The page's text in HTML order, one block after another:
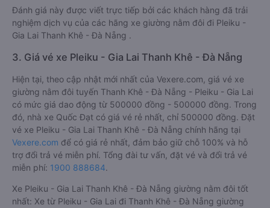
Đánh giá này được viết trực tiếp bởi các khách hàng đã trải
nghiệm dịch vụ của các hãng xe giường nằm đôi đi Pleiku -
Gia Lai Thanh Khê - Đà Nẵng .
3. Giá vé xe Pleiku - Gia Lai Thanh Khê - Đà Nẵng
Hiện tại, theo cập nhật mới nhất của Vexere.com, giá vé xe
giường nằm đôi tuyến Thanh Khê - Đà Nẵng - Pleiku - Gia Lai
có mức giá dao động từ 500000 đồng - 500000 đồng. Trong
đó, nhà xe Quốc Đạt có giá vé rẻ nhất, chỉ 500000 đồng. Đặt
vé xe Pleiku - Gia Lai Thanh Khê - Đà Nẵng chính hãng tại
Vexere.com để có giá rẻ nhất, đảm bảo giữ chỗ 100% và hỗ
trợ đổi trả vé miễn phí. Tổng đài tư vấn, đặt vé và đổi trả vé
miễn phí: 1900 888684.
Xe Pleiku - Gia Lai Thanh Khê - Đà Nẵng giường nằm đôi tốt
nhất: Xe từ Pleiku - Gia Lai đi Thanh Khê - Đà Nẵng giường